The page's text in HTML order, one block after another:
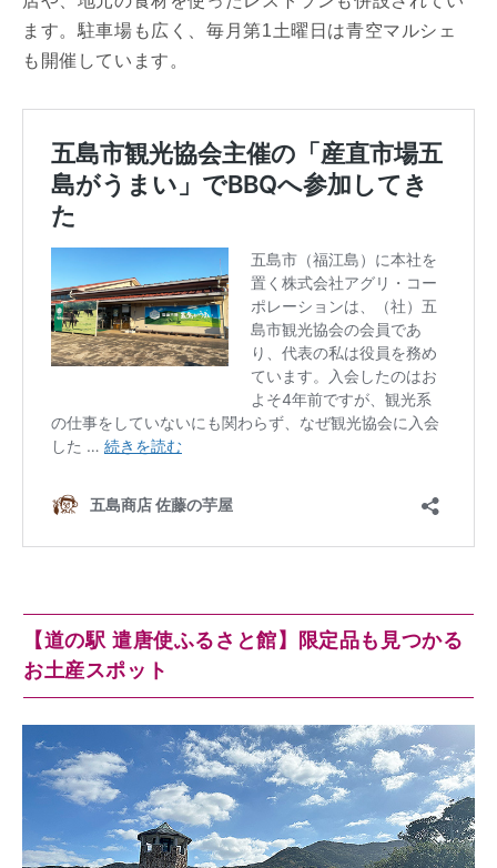
ます。駐車場も広く、毎月第1土曜日は青空マルシェ
も開催しています。
【道の駅 遣唐使ふるさと館】限定品も見つかる
お土産スポット